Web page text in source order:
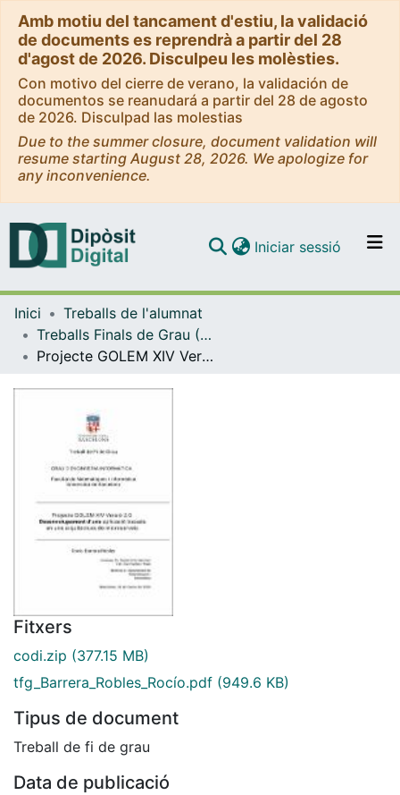
Amb motiu del tancament d'estiu, la validació
de documents es reprendrà a partir del 28
d'agost de 2026. Disculpeu les molèsties.
Con motivo del cierre de verano, la validación de
documentos se reanudará a partir del 28 de agosto
de 2026. Disculpad las molestias
Due to the summer closure, document validation will
resume starting August 28, 2026. We apologize for
any inconvenience.
Navega per tot el DD
Com publicar
Iniciar sessió (current)
Inici
Treballs de l'alumnat
Treballs Finals de Grau (TFG) - Enginyeria Informàtica
Projecte GOLEM XIV Versió 2.0: Desenvolupament d’una aplicació basada en una arquitectura de microserveis
Fitxers
codi.zip (377.15 MB)
tfg_Barrera_Robles_Rocío.pdf (949.6 KB)
Tipus de document
Treball de fi de grau
Data de publicació